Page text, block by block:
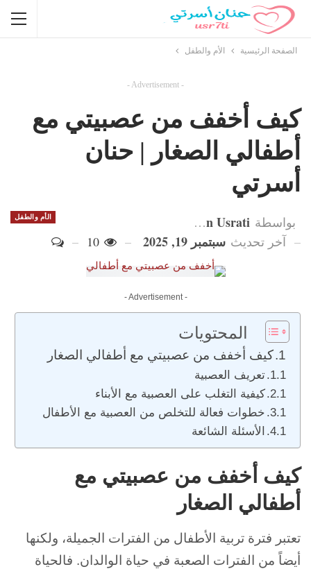
الصفحة الرئيسية الأم والطفل
- Advertisement -
كيف أخفف من عصبيتي مع
أطفالي الصغار | حنان
أسرتي
الأم والطفل بواسطة Hanan Usrati
آخر تحديث سبتمبر 19, 2025
- Advertisement -
المحتويات
كيف أخفف من عصبيتي مع أطفالي الصغار
تعريف العصبية
كيفية التغلب على العصبية مع الأبناء
خطوات فعالة للتخلص من العصبية مع الأطفال
الأسئلة الشائعة
كيف أخفف من عصبيتي مع
أطفالي الصغار
تعتبر فترة تربية الأطفال من الفترات الجميلة، ولكنها
أيضاً من الفترات الصعبة في حياة الوالدان. فالحياة